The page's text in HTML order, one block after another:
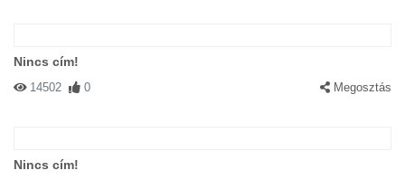
Nincs cím!
14502 0 Megosztás
Nincs cím!